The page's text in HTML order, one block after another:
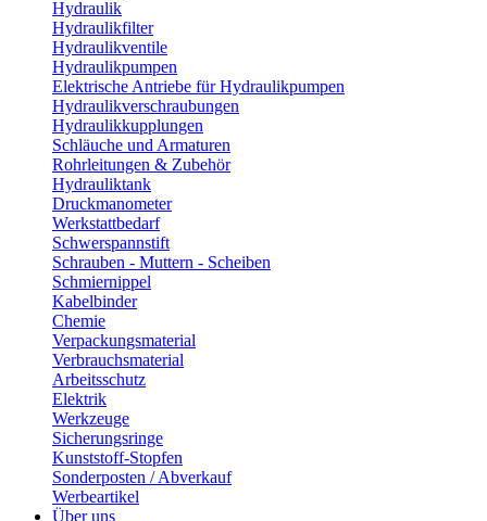
Hydraulik
Hydraulikfilter
Hydraulikventile
Hydraulikpumpen
Elektrische Antriebe für Hydraulikpumpen
Hydraulikverschraubungen
Hydraulikkupplungen
Schläuche und Armaturen
Rohrleitungen & Zubehör
Hydrauliktank
Druckmanometer
Werkstattbedarf
Schwerspannstift
Schrauben - Muttern - Scheiben
Schmiernippel
Kabelbinder
Chemie
Verpackungsmaterial
Verbrauchsmaterial
Arbeitsschutz
Elektrik
Werkzeuge
Sicherungsringe
Kunststoff-Stopfen
Sonderposten / Abverkauf
Werbeartikel
Über uns